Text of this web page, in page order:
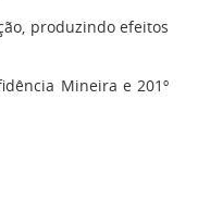
produzindo efeitos
Mineira e 201º